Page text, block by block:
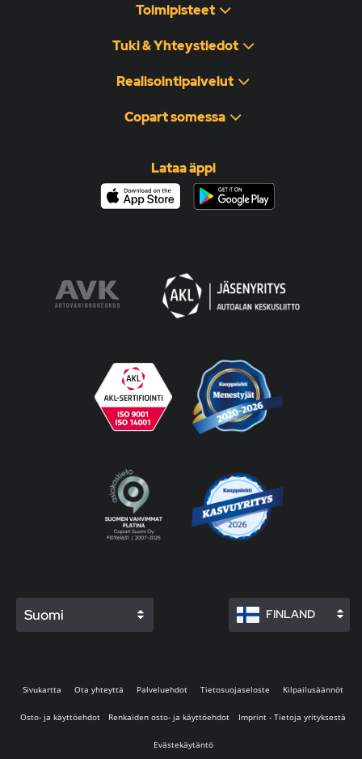
Toimipisteet
Tuki & Yhteystiedot
Realisointipalvelut
Copart somessa
Lataa äppi
Suomi FINLAND
Sivukartta Ota yhteyttä Palveluehdot Tietosuojaseloste Kilpailusäännöt
Osto- ja käyttöehdot Renkaiden osto- ja käyttöehdot Imprint - Tietoja yrityksestä
Evästekäytäntö